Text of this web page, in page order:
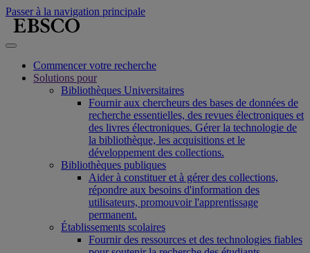
Passer à la navigation principale
Commencer votre recherche
Solutions pour
Bibliothèques Universitaires
Fournir aux chercheurs des bases de données de
recherche essentielles, des revues électroniques et
des livres électroniques. Gérer la technologie de
la bibliothèque, les acquisitions et le
développement des collections.
Bibliothèques publiques
Aider à constituer et à gérer des collections,
répondre aux besoins d'information des
utilisateurs, promouvoir l'apprentissage
permanent.
Établissements scolaires
Fournir des ressources et des technologies fiables